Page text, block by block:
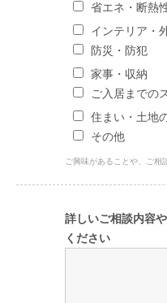
省エネ・断熱
インテリア・
防災・防犯
家事・収納
ご入居までの
住まい・土地
その他
ご興味があることや、ご相
詳しいご相談内容
ください